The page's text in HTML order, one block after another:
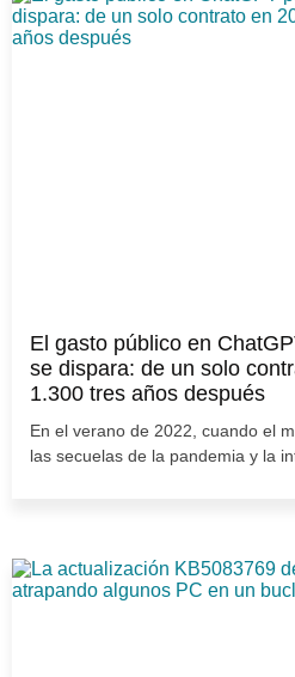
El gasto público en
se dispara: de un solo
1.300 tres años después
En el verano de 2022, cuando el
las secuelas de la pandemia y la